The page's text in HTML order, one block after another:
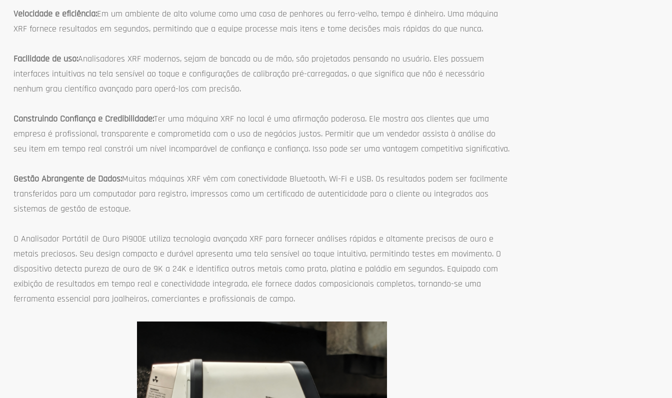
Velocidade e eficiência:Em um ambiente de alto volume como uma casa de penhores ou ferro-velho, tempo é dinheiro. Uma máquina
XRF fornece resultados em segundos, permitindo que a equipe processe mais itens e tome decisões mais rápidas do que nunca.
Facilidade de uso:Analisadores XRF modernos, sejam de bancada ou de mão, são projetados pensando no usuário. Eles possuem
interfaces intuitivas na tela sensível ao toque e configurações de calibração pré-carregadas, o que significa que não é necessário
nenhum grau científico avançado para operá-los com precisão.
Construindo Confiança e Credibilidade:Ter uma máquina XRF no local é uma afirmação poderosa. Ele mostra aos clientes que uma
empresa é profissional, transparente e comprometida com o uso de negócios justos. Permitir que um vendedor assista à análise do
seu item em tempo real constrói um nível incomparável de confiança e confiança. Isso pode ser uma vantagem competitiva significativa.
Gestão Abrangente de Dados:Muitas máquinas XRF vêm com conectividade Bluetooth, Wi-Fi e USB. Os resultados podem ser facilmente
transferidos para um computador para registro, impressos como um certificado de autenticidade para o cliente ou integrados aos
sistemas de gestão de estoque.
O Analisador Portátil de Ouro Pi900E utiliza tecnologia avançada XRF para fornecer análises rápidas e altamente precisas de ouro e
metais preciosos. Seu design compacto e durável apresenta uma tela sensível ao toque intuitiva, permitindo testes em movimento. O
dispositivo detecta pureza de ouro de 9K a 24K e identifica outros metais como prata, platina e paládio em segundos. Equipado com
exibição de resultados em tempo real e conectividade integrada, ele fornece dados composicionais completos, tornando-se uma
ferramenta essencial para joalheiros, comerciantes e profissionais de campo.